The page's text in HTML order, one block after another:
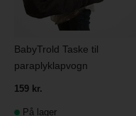
BabyTrold Taske til
paraplyklapvogn
159 kr.
På lager